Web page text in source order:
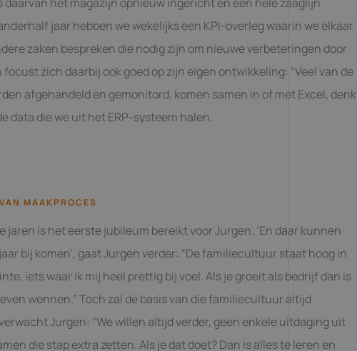
jaar hebben we wekelijks een KPI-overleg waarin we elkaar
zaken bespreken die nodig zijn om nieuwe verbeteringen door
focust zich daarbij ook goed op zijn eigen ontwikkeling: “Veel van de
afgehandeld en gemonitord, komen samen in of met Excel, denk
data die we uit het ERP-systeem halen.
MAAKPROCES
jaren is het eerste jubileum bereikt voor Jurgen. ‘En daar kunnen
bij komen’, gaat Jurgen verder: “De familiecultuur staat hoog in
iets waar ik mij heel prettig bij voel. Als je groeit als bedrijf dan is
wennen.” Toch zal de basis van die familiecultuur altijd
Jurgen: “We willen altijd verder, geen enkele uitdaging uit
die stap extra zetten. Als je dat doet? Dan is alles te leren en